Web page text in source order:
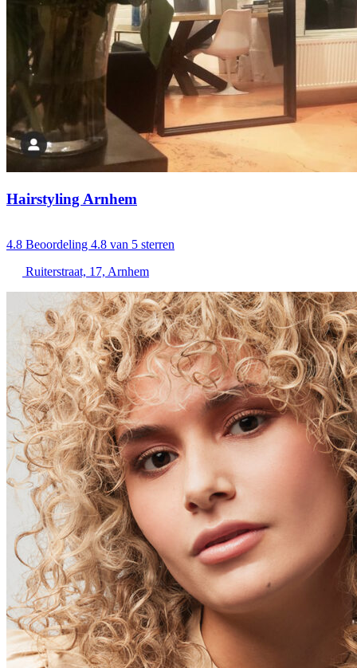
Hairstyling Arnhem
4.8 Beoordeling 4.8 van 5 sterren
Ruiterstraat, 17, Arnhem